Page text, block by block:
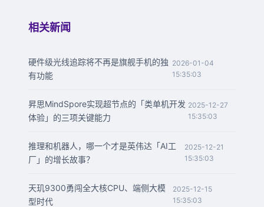
相关新闻
硬件级光线追踪将不再是旗舰手机的独
有功能
2026-01-04
15:35:03
昇思MindSpore实现超节点的「类单机开发
体验」的三项关键能力
2025-12-27
15:35:03
推理和机器人，哪一个才是英伟达「AI工
厂」的增长故事？
2025-12-21
15:35:03
天玑9300勇闯全大核CPU、端侧大模
型时代
2025-12-15
15:35:03